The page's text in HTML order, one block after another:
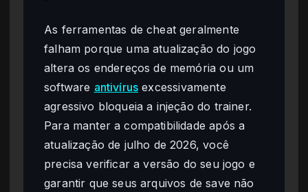
As ferramentas de cheat geralmente
falham porque uma atualização do jogo
altera os endereços de memória ou um
software antivírus excessivamente
agressivo bloqueia a injeção do trainer.
Para manter a compatibilidade após a
atualização de julho de 2026, você
precisa verificar a versão do seu jogo e
garantir que seus arquivos de save não